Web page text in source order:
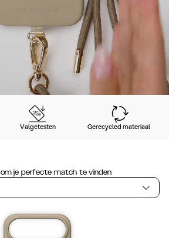
Valgetesten Gerecycled materiaal
je perfecte match te vinden